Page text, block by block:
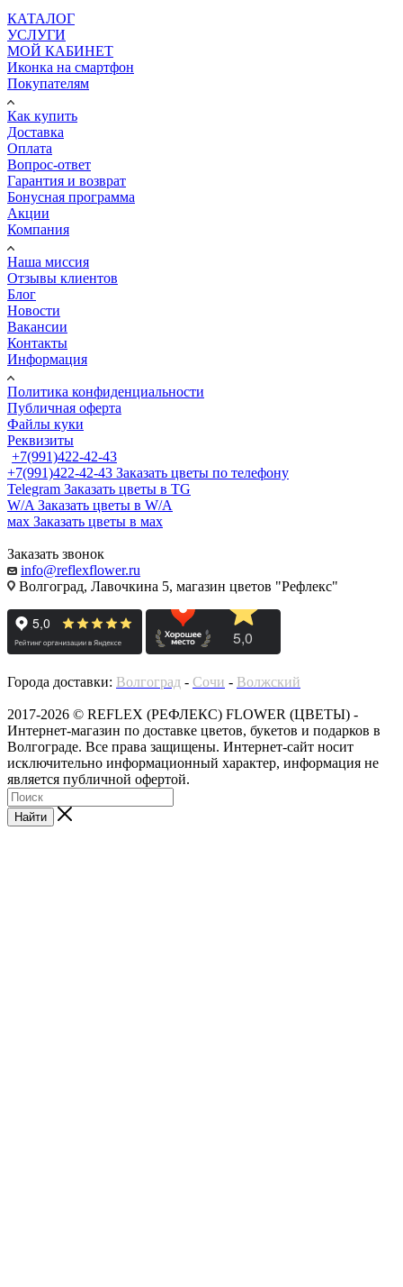
КАТАЛОГ
УСЛУГИ
МОЙ КАБИНЕТ
Иконка на смартфон
Покупателям
Как купить
Доставка
Оплата
Вопрос-ответ
Гарантия и возврат
Бонусная программа
Акции
Компания
Наша миссия
Отзывы клиентов
Блог
Новости
Вакансии
Контакты
Информация
Политика конфиденциальности
Публичная оферта
Файлы куки
Реквизиты
+7(991)422-42-43
+7(991)422-42-43 Заказать цветы по телефону
Telegram Заказать цветы в TG
W/A Заказать цветы в W/A
мах Заказать цветы в мах
Заказать звонок
info@reflexflower.ru
Волгоград, Лавочкина 5, магазин цветов "Рефлекс"
Города доставки: Волгоград - Сочи - Волжский
2017-2026 © REFLEX (РЕФЛЕКС) FLOWER (ЦВЕТЫ) -
Интернет-магазин по доставке цветов, букетов и подарков в
Волгограде. Все права защищены. Интернет-сайт носит
исключительно информационный характер, информация не
является публичной офертой.
Найти